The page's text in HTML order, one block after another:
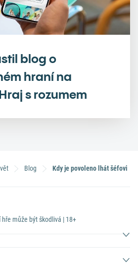
blog o
hraní na
s rozumem
Blog Kdy je povoleno lhát šéfovi
může být škodlivá | 18+